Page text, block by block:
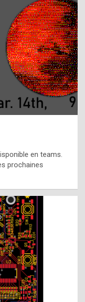
en teams.
prochaines